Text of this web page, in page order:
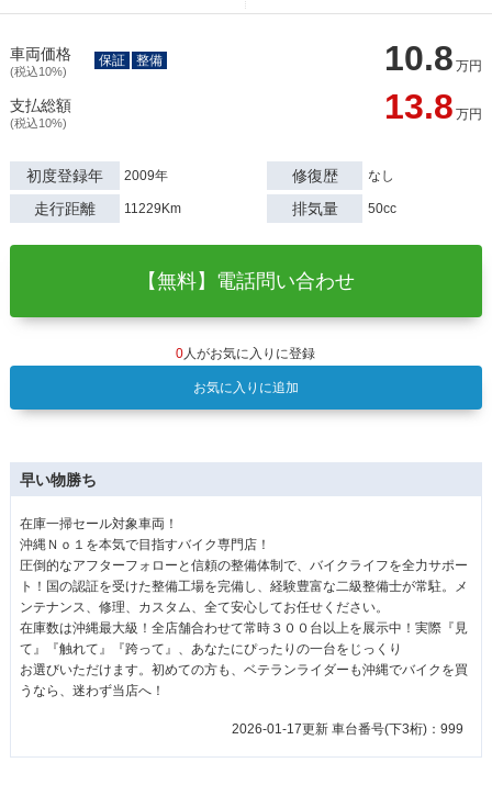
車両価格
(税込10%) 10.8 万円
保証 整備
支払総額
(税込10%) 13.8 万円
初度登録年 2009年 修復歴 なし
走行距離 11229Km 排気量 50cc
【無料】電話問い合わせ
0人がお気に入りに登録
お気に入りに追加
早い物勝ち
在庫一掃セール対象車両！
沖縄Ｎｏ１を本気で目指すバイク専門店！
圧倒的なアフターフォローと信頼の整備体制で、バイクライフを全力サポー
ト！国の認証を受けた整備工場を完備し、経験豊富な二級整備士が常駐。メ
ンテナンス、修理、カスタム、全て安心してお任せください。
在庫数は沖縄最大級！全店舗合わせて常時３００台以上を展示中！実際『見
て』『触れて』『跨って』、あなたにぴったりの一台をじっくり
お選びいただけます。初めての方も、ベテランライダーも沖縄でバイクを買
うなら、迷わず当店へ！
2026-01-17更新 車台番号(下3桁)：999